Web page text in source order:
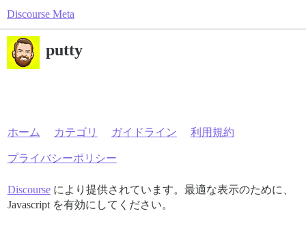
Discourse Meta
putty
ホーム カテゴリ ガイドライン 利用規約
プライバシーポリシー
Discourseにより提供されています。最適な表示のために、
Javascript を有効にしてください。